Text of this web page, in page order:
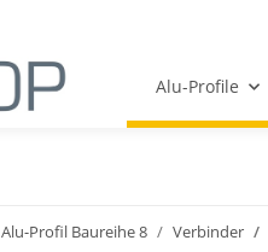
Alu-Profile
Alu-Profil Baureihe 8 Verbinder